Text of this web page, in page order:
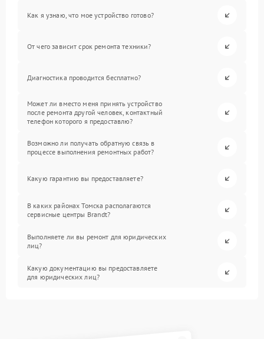
Как я узнаю, что мое устройство готово?
От чего зависит срок ремонта техники?
Диагностика проводится бесплатно?
Может ли вместо меня принять устройство
после ремонта другой человек, контактный
телефон которого я предоставлю?
Возможно ли получать обратную связь в
процессе выполнения ремонтных работ?
Какую гарантию вы предоставляете?
В каких районах Томска располагаются
сервисные центры Brandt?
Выполняете ли вы ремонт для юридических
лиц?
Какую документацию вы предоставляете
для юридических лиц?